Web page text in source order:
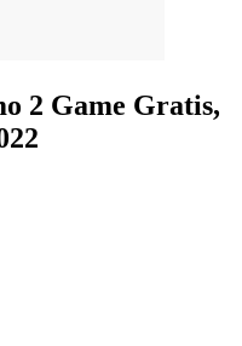
2 Game Gratis,